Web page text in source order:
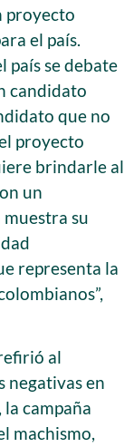
proyecto
el país.
país se debate
candidato
que no
proyecto
brindarle al
un
su
representa la
al
negativas en
campaña
machismo,